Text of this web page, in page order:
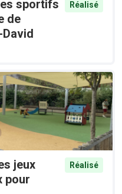
sportifs
de
Réalisé
jeux
pour
Réalisé